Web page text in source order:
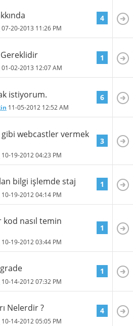
07-20-2013 11:26 PM
4
01-02-2013 12:07 AM
1
istiyorum.
11-05-2012 12:52 AM
6
webcastler vermek
10-19-201204:23 PM
3
bilgi işlemde staj
10-19-201204:14 PM
1
nasıl temin
10-19-201203:44 PM
1
10-14-201207:32 PM
1
Nelerdir ?
10-14-201205:05 PM
4